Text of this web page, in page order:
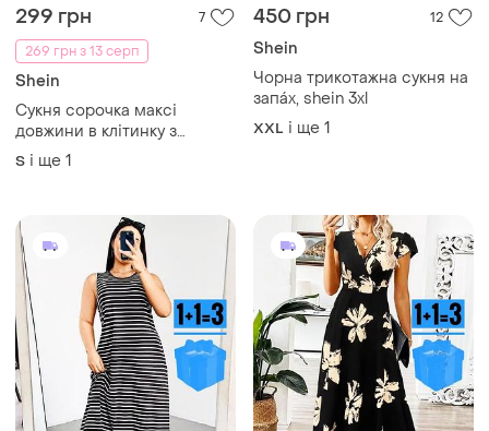
299 грн
7
269 грн з 13 серп
Shein
Сукня сорочка максі
довжини в клітинку з
довгим рукавом жіноча
S і ще 1
450 грн 12
Shein
Чорна трикотажна сукня на
запáх, shein 3xl
XXL і ще 1